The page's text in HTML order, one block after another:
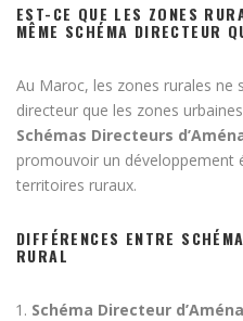
EST-CE QUE LES ZONES
MÊME SCHÉMA DIRECTEUR
Au Maroc, les zones rurales ne
directeur que les zones
Schémas Directeurs
promouvoir un développement
territoires ruraux.
DIFFÉRENCES ENTRE
RURAL
Schéma Directeur